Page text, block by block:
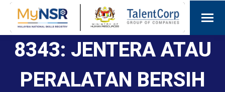
8343: JENTERA ATAU
PERALATAN BERSIH